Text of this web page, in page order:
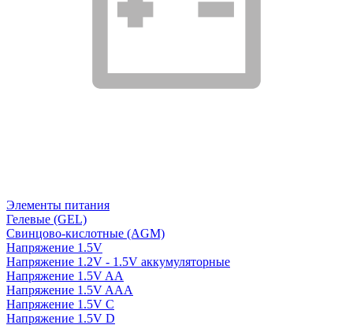
Элементы питания
Гелевые (GEL)
Свинцово-кислотные (AGM)
Напряжение 1.5V
Напряжение 1.2V - 1.5V аккумуляторные
Напряжение 1.5V AA
Напряжение 1.5V AAA
Напряжение 1.5V C
Напряжение 1.5V D